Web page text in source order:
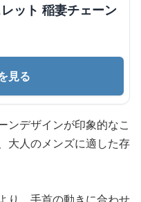
ット 稲妻チェーン
見る
ンデザインが印象的なこ
大人のメンズに適した存